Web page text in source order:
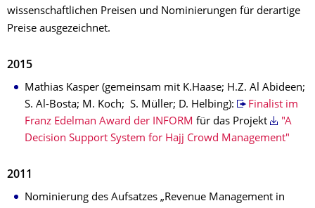
wissenschaftlichen Preisen und Nominierungen für derartige
Preise ausgezeichnet.
2015
Mathias Kasper (gemeinsam mit K.Haase; H.Z. Al Abideen;
S. Al-Bosta; M. Koch; S. Müller; D. Helbing):
Finalist im
Franz Edelman Award der INFORM für das Projekt
"A
Decision Support System for Hajj Crowd Management"
2011
Nominierung des Aufsatzes „Revenue Management in